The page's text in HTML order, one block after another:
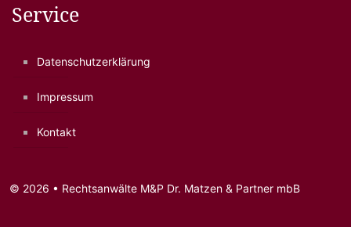
Service
Datenschutzerklärung
Impressum
Kontakt
© 2026 • Rechtsanwälte M&P Dr. Matzen & Partner mbB